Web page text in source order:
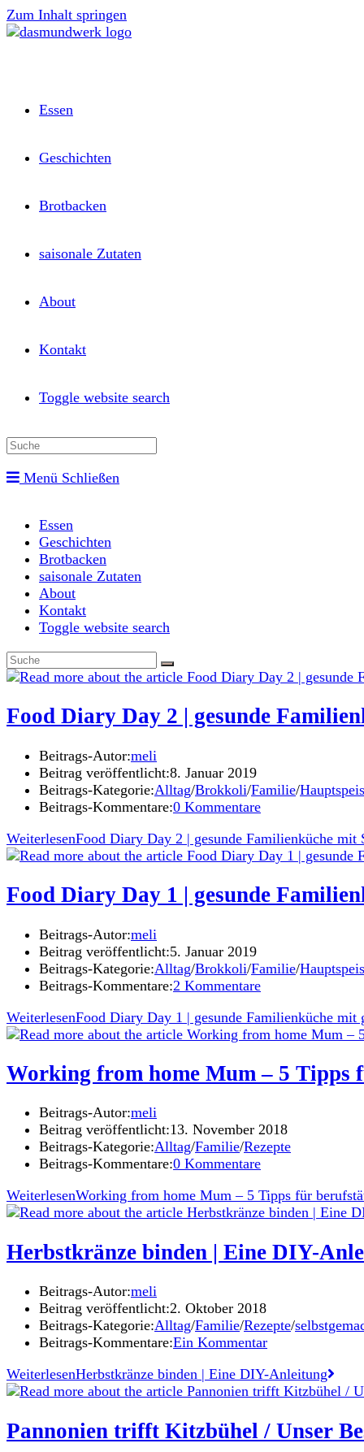
Zum Inhalt springen
Essen
Geschichten
Brotbacken
saisonale Zutaten
About
Kontakt
Toggle website search
Menü Schließen
Essen
Geschichten
Brotbacken
saisonale Zutaten
About
Kontakt
Toggle website search
Food Diary Day 2 | gesunde
Beitrags-Autor:meli
Beitrag veröffentlicht:8. Januar 2019
Beitrags-Kategorie:Alltag/Brokkoli/Familie/
Beitrags-Kommentare:0 Kommentare
WeiterlesenFood Diary Day 2 | gesunde Familienküche
Food Diary Day 1 | gesunde
Beitrags-Autor:meli
Beitrag veröffentlicht:5. Januar 2019
Beitrags-Kategorie:Alltag/Brokkoli/Familie/
Beitrags-Kommentare:2 Kommentare
WeiterlesenFood Diary Day 1 | gesunde Familienküche mit
Working from home Mum – 5 Tipps
Beitrags-Autor:meli
Beitrag veröffentlicht:13. November 2018
Beitrags-Kategorie:Alltag/Familie/Rezepte
Beitrags-Kommentare:0 Kommentare
WeiterlesenWorking from home Mum – 5 Tipps für
Herbstkränze binden | Eine DIY-
Beitrags-Autor:meli
Beitrag veröffentlicht:2. Oktober 2018
Beitrags-Kategorie:Alltag/Familie/Rezepte/
Beitrags-Kommentare:Ein Kommentar
WeiterlesenHerbstkränze binden | Eine DIY-Anleitung
Pannonien trifft Kitzbühel / Unser